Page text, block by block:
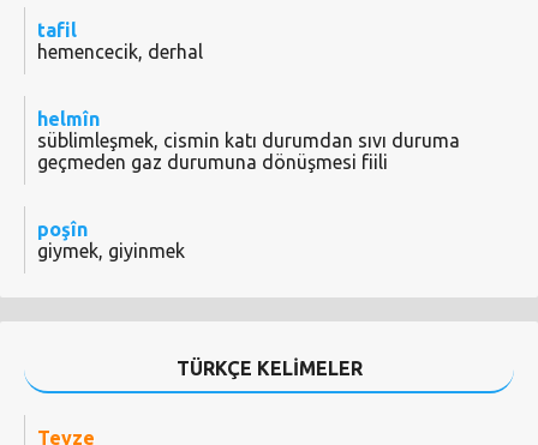
tafil
hemencecik, derhal
helmîn
süblimleşmek, cismin katı durumdan sıvı duruma
geçmeden gaz durumuna dönüşmesi fiili
poşîn
giymek, giyinmek
TÜRKÇE KELİMELER
Teyze